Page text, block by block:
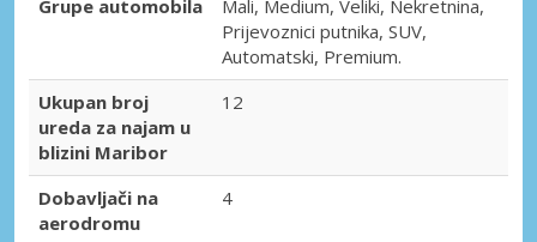
Grupe automobila
Mali, Medium, Veliki, Nekretnina,
Prijevoznici putnika, SUV,
Automatski, Premium.
Ukupan broj
ureda za najam u
blizini Maribor
12
Dobavljači na
aerodromu
4